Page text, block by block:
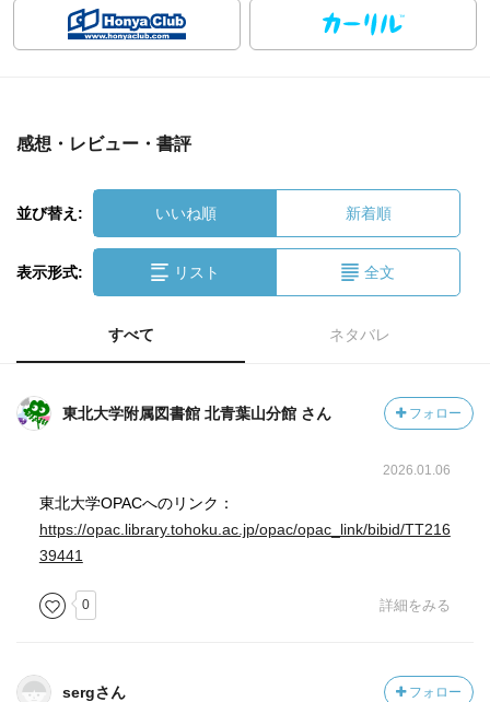
感想・レビュー・書評
並び替え: いいね順 新着順
表示形式: リスト 全文
すべて ネタバレ
東北大学附属図書館 北青葉山分館 さん フォロー
2026.01.06
東北大学OPACへのリンク：
https://opac.library.tohoku.ac.jp/opac/opac_link/bibid/TT216
39441
0 詳細をみる
sergさん フォロー